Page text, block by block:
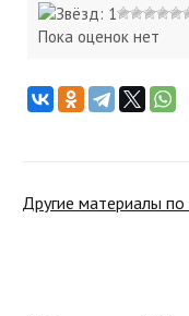
Пока оценок нет
Другие материалы по